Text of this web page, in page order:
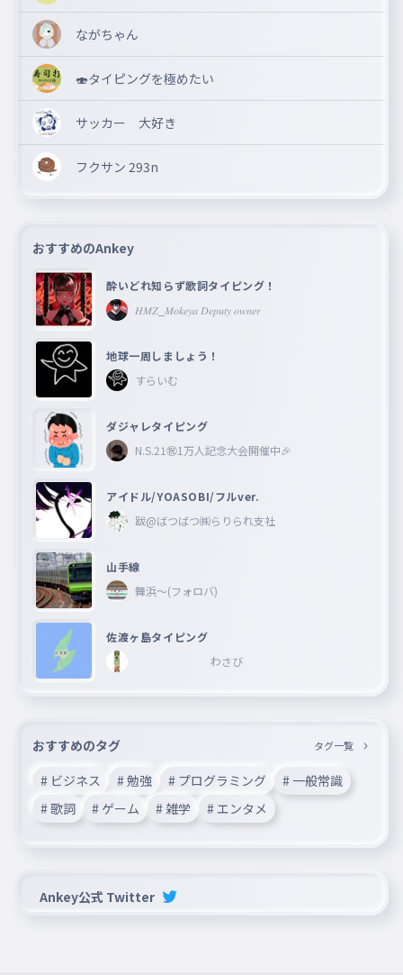
ながちゃん
🍣タイピングを極めたい
サッカー 大好き
フクサン 293n
おすすめのAnkey
酔いどれ知らず歌詞タイピング！
𝐻𝑀𝑍_𝑀𝑜𝑘𝑒𝑦𝑎 𝐷𝑒𝑝𝑢𝑡𝑦 𝑜𝑤𝑛𝑒𝑟
地球一周しましょう！
すらいむ
ダジャレタイピング
N.S.21㊗︎1万人記念大会開催中🎉
アイドル/YOASOBI/フルver.
跋@ばつばつ㈱らりられ支社
山手線
舞浜〜(フォロバ)
佐渡ヶ島タイピング
わさび
おすすめのタグ タグ一覧
# ビジネス # 勉強 # プログラミング
# 一般常識
# 歌詞
# ゲーム # 雑学 # エンタメ
Ankey公式 Twitter